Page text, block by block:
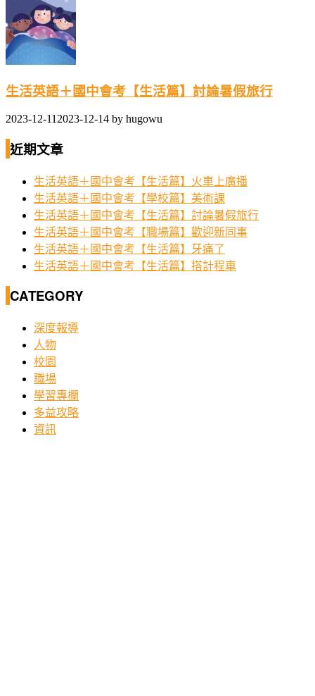
生活英語＋國中會考【生活篇】討論暑假旅行
2023-12-11 2023-12-14 by hugowu
近期文章
生活英語＋國中會考【生活篇】火車上廣播
生活英語＋國中會考【學校篇】美術課
生活英語＋國中會考【生活篇】討論暑假旅行
生活英語＋國中會考【職場篇】歡迎新同事
生活英語＋國中會考【生活篇】牙痛了
生活英語＋國中會考【生活篇】搭計程車
CATEGORY
深度報導
人物
校園
職場
學習專欄
多益攻略
資訊